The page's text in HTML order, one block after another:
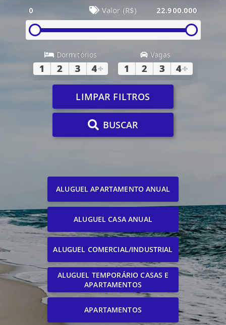
0 Valor (R$) 22.900.000
Dormitórios
1 2 3 4+
Vagas
1 2 3 4+
LIMPAR FILTROS
BUSCAR
ALUGUEL APARTAMENTO ANUAL
ALUGUEL CASA ANUAL
ALUGUEL COMERCIAL/INDUSTRIAL
ALUGUEL TEMPORÁRIO CASAS E
APARTAMENTOS
APARTAMENTOS